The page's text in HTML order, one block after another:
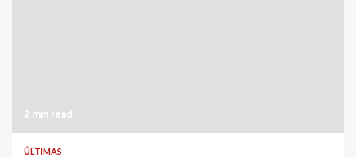
2 min read
ÚLTIMAS